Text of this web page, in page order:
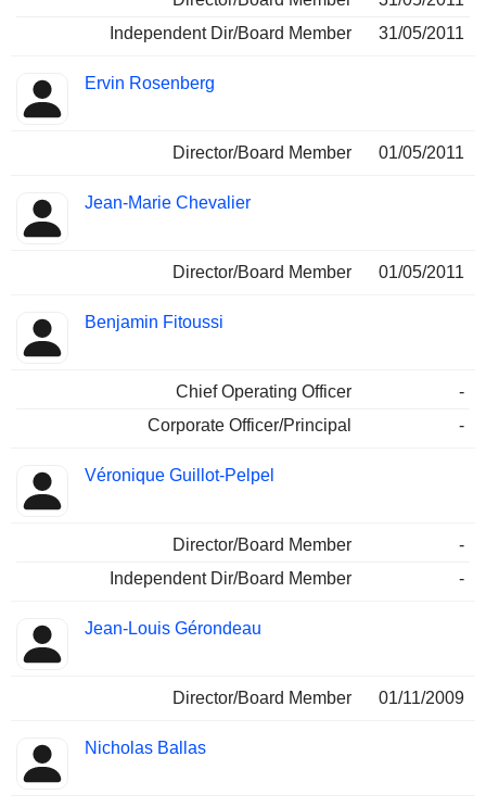
Independent Dir/Board Member
31/05/2011
Ervin Rosenberg
Director/Board Member 01/05/2011
Jean-Marie Chevalier
Director/Board Member 01/05/2011
Benjamin Fitoussi
Chief Operating Officer
-
Corporate Officer/Principal
-
Véronique Guillot-Pelpel
Director/Board Member
-
Independent Dir/Board Member
-
Jean-Louis Gérondeau
Director/Board Member 01/11/2009
Nicholas Ballas